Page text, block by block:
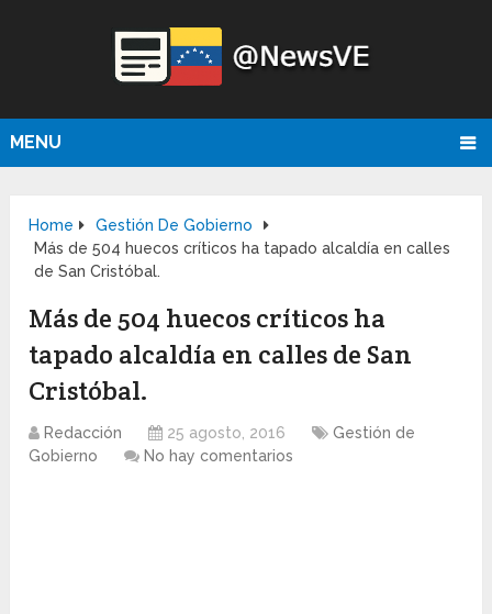
MENU
Home
Gestión De Gobierno
Más de 504 huecos críticos ha tapado alcaldía en calles
de San Cristóbal.
Más de 504 huecos críticos ha
tapado alcaldía en calles de San
Cristóbal.
Redacción 25 agosto, 2016
Gestión de
Gobierno
No hay comentarios